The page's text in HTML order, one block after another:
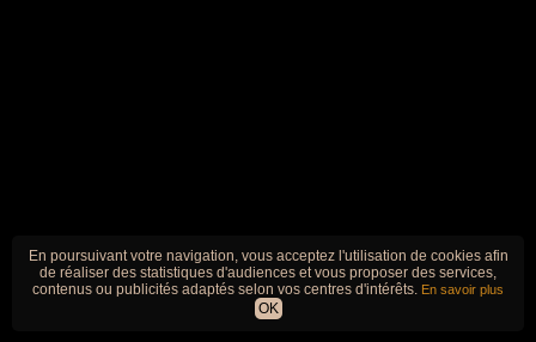
En poursuivant votre navigation, vous acceptez l'utilisation de cookies afin
de réaliser des statistiques d'audiences et vous proposer des services,
contenus ou publicités adaptés selon vos centres d'intérêts. En savoir plus
OK